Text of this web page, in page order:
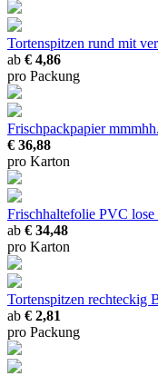
Tortenspitzen rund mit
ab € 4,86
pro Packung
Frischpackpapier
€ 36,88
pro Karton
Frischhaltefolie PVC lose
ab € 34,48
pro Karton
Tortenspitzen rechteckig
ab € 2,81
pro Packung